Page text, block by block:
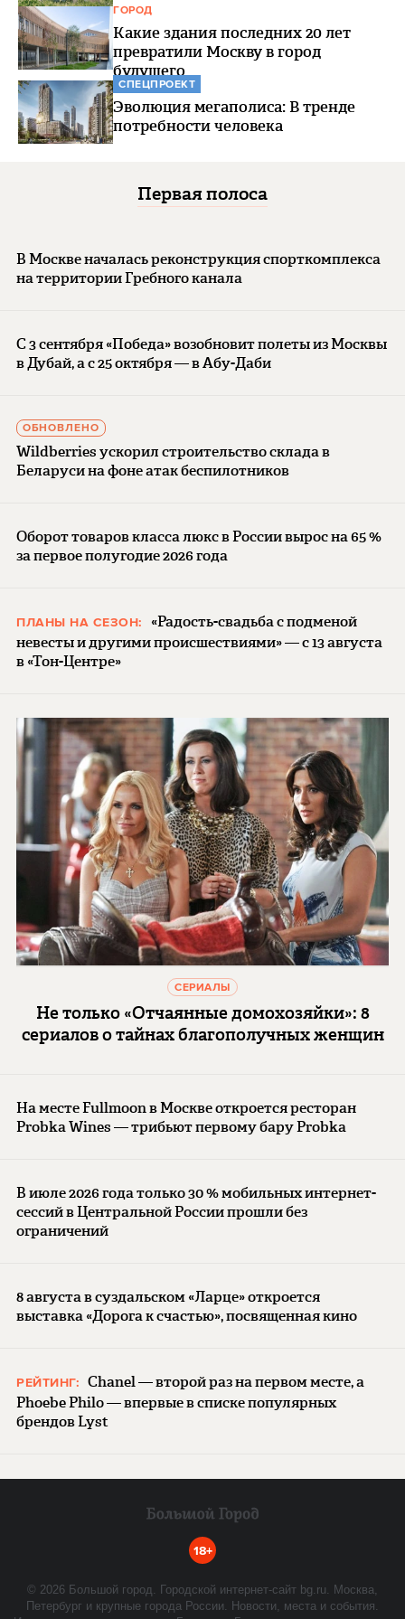
ГОРОД
Какие здания последних 20 лет
превратили Москву в город
будущего
СПЕЦПРОЕКТ
Эволюция мегаполиса: В тренде
потребности человека
Первая полоса
В Москве началась реконструкция спорткомплекса
на территории Гребного канала
С 3 сентября «Победа» возобновит полеты из Москвы
в Дубай, а с 25 октября — в Абу-Даби
ОБНОВЛЕНО
Wildberries ускорил строительство склада в
Беларуси на фоне атак беспилотников
Оборот товаров класса люкс в России вырос на 65 %
за первое полугодие 2026 года
ПЛАНЫ НА СЕЗОН:
«Радость-свадьба с подменой
невесты и другими происшествиями» — с 13 августа
в «Тон-Центре»
СЕРИАЛЫ
Не только «Отчаянные домохозяйки»: 8
сериалов о тайнах благополучных женщин
На месте Fullmoon в Москве откроется ресторан
Probka Wines — трибьют первому бару Probka
В июле 2026 года только 30 % мобильных интернет-
сессий в Центральной России прошли без
ограничений
8 августа в суздальском «Ларце» откроется
выставка «Дорога к счастью», посвященная кино
РЕЙТИНГ: Chanel — второй раз на первом месте, а
Phoebe Philo — впервые в списке популярных
брендов Lyst
18+
© 2026 Большой город. Городской интернет-сайт bg.ru. Москва,
Петербург и крупные города России. Новости, места и события.